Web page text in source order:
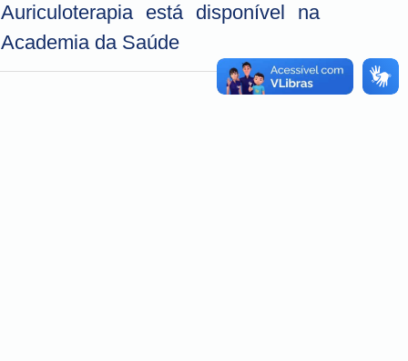
Auriculoterapia está disponível na
Academia da Saúde